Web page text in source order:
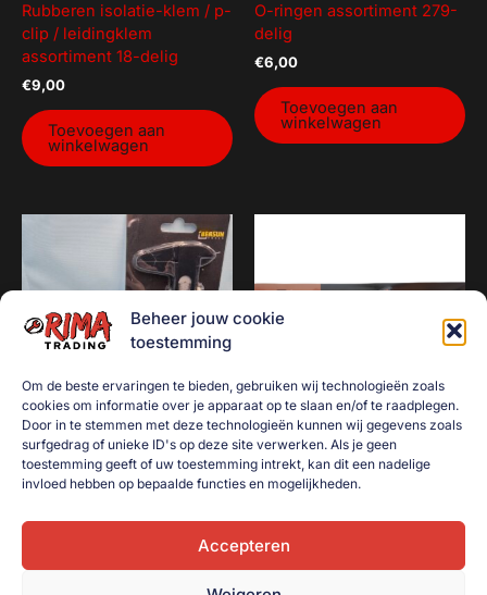
Beheer jouw cookie
toestemming
Om de beste ervaringen te bieden, gebruiken wij technologieën zoals
cookies om informatie over je apparaat op te slaan en/of te raadplegen.
Door in te stemmen met deze technologieën kunnen wij gegevens zoals
surfgedrag of unieke ID's op deze site verwerken. Als je geen
toestemming geeft of uw toestemming intrekt, kan dit een nadelige
invloed hebben op bepaalde functies en mogelijkheden.
Accepteren
Rubberen isolatie-klem / p-
clip / leidingklem
assortiment 18-delig
€9,00
Toevoegen aan
winkelwagen
O-ringen assortiment 279-
delig
€6,00
Toevoegen aan
winkelwagen
Schuifmaat metaal 150mm
€3,50
Toevoegen aan
Blaaspistool / luchtpistool
lang
Toevoegen aan